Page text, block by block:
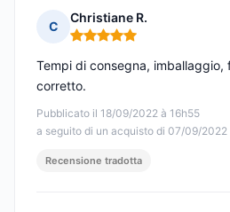
C
Christiane R.
Nota: 5 su 5
Pubblicato il 18/09/2022 à 16h55
a seguito di un acquisto di 07/09/2022
Tempi di consegna,
corretto.
Recensione tradotta